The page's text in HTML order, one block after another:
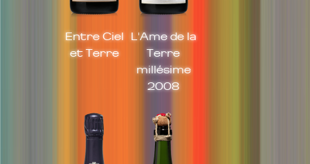
Entre Ciel
et Terre
L'Ame de la
Terre
millésime
2008